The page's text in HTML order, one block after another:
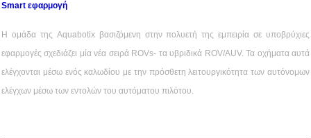
Smart εφαρμογή
Η ομάδα της Aquabotix βασιζόμενη στην πολυετή της εμπειρία σε υποβρύχιες
εφαρμογές σχεδιάζει μία νέα σειρά ROVs- τα υβριδικά ROV/AUV. Τα οχήματα αυτά
ελέγχονται μέσω ενός καλωδίου με την πρόσθετη λειτουργικότητα των αυτόνομων
ελέγχων μέσω των εντολών του αυτόματου πιλότου.